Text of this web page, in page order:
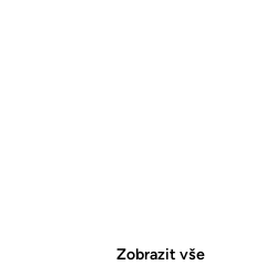
Zobrazit vše